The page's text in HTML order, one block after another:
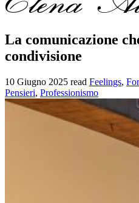
La comunicazione
condivisione
10 Giugno 2025 read Feelings,
Pensieri, Professionismo